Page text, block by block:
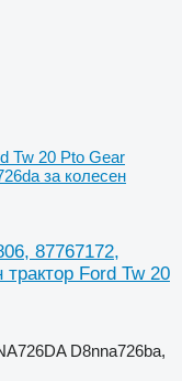
Tw 20 Pto Gear
за колесен
87767172,
трактор Ford Tw 20
D8nna726ba,